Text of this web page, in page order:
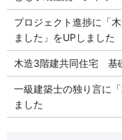
プロジェクト進捗に「
ました」をUPしました
木造3階建共同住宅 基
一級建築士の独り言に
ました